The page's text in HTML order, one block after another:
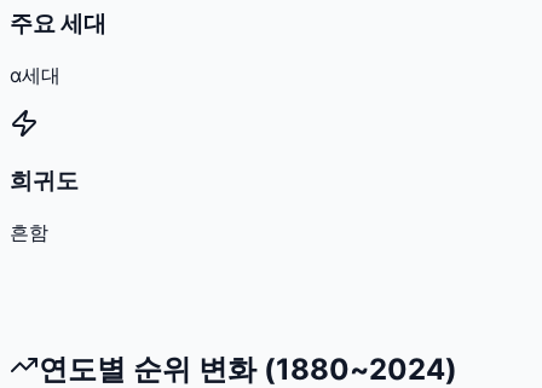
주요 세대
α세대
희귀도
흔함
연도별 순위 변화 (1880~2024)